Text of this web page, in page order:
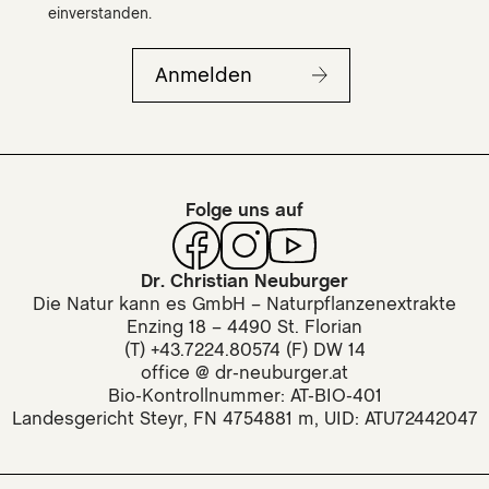
einverstanden.
Anmelden
Folge uns auf
Dr. Christian Neuburger
Die Natur kann es GmbH – Naturpflanzenextrakte
Enzing 18 – 4490 St. Florian
(T) +43.7224.80574 (F) DW 14
office @ dr-neuburger.at
Bio-Kontrollnummer: AT-BIO-401
Landesgericht Steyr, FN 4754881 m, UID: ATU72442047